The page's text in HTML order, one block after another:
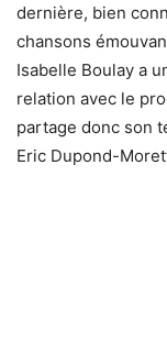
dernière, bien
chansons
Isabelle Boulay a
relation avec le
partage donc son
Eric Dupond-